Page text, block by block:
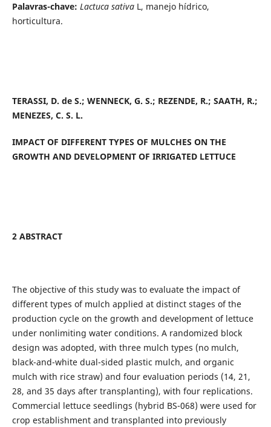
Palavras-chave: Lactuca sativaL, manejo hídrico,
horticultura.
TERASSI, D. de S.; WENNECK, G. S.; REZENDE, R.; SAATH, R.;
MENEZES, C. S. L.
IMPACT OF DIFFERENT TYPES OF MULCHES ON THE
GROWTH AND DEVELOPMENT OF IRRIGATED LETTUCE
2 ABSTRACT
The objective of this study was to evaluate the impact of
different types of mulch applied at distinct stages of the
production cycle on the growth and development of lettuce
under nonlimiting water conditions. A randomized block
design was adopted, with three mulch types (no mulch,
black-and-white dual-sided plastic mulch, and organic
mulch with rice straw) and four evaluation periods (14, 21,
28, and 35 days after transplanting), with four replications.
Commercial lettuce seedlings (hybrid BS-068) were used for
crop establishment and transplanted into previously